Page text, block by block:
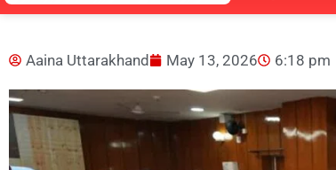
Aaina Uttarakhand May 13, 2026 6:18 pm